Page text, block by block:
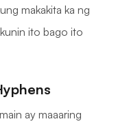
makakita ka ng
ito bago ito
ay maaaring